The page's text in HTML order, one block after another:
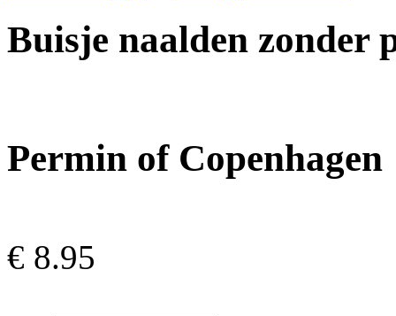
Buisje naalden zonder
Permin of Copenhagen
€ 8.95